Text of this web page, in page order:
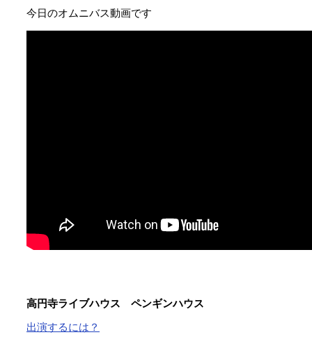
今日のオムニバス動画です
高円寺ライブハウス ペンギンハウス
出演するには？